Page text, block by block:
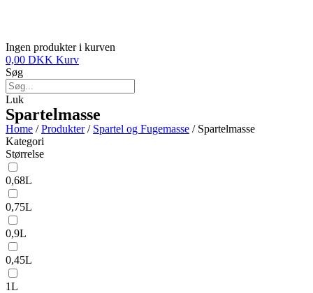
Ingen produkter i kurven
0,00 DKK Kurv
Søg
Luk
Spartelmasse
Home /Produkter/ Spartel og Fugemasse / Spartelmasse
Kategori
Størrelse
0,68L
0,75L
0,9L
0,45L
1L